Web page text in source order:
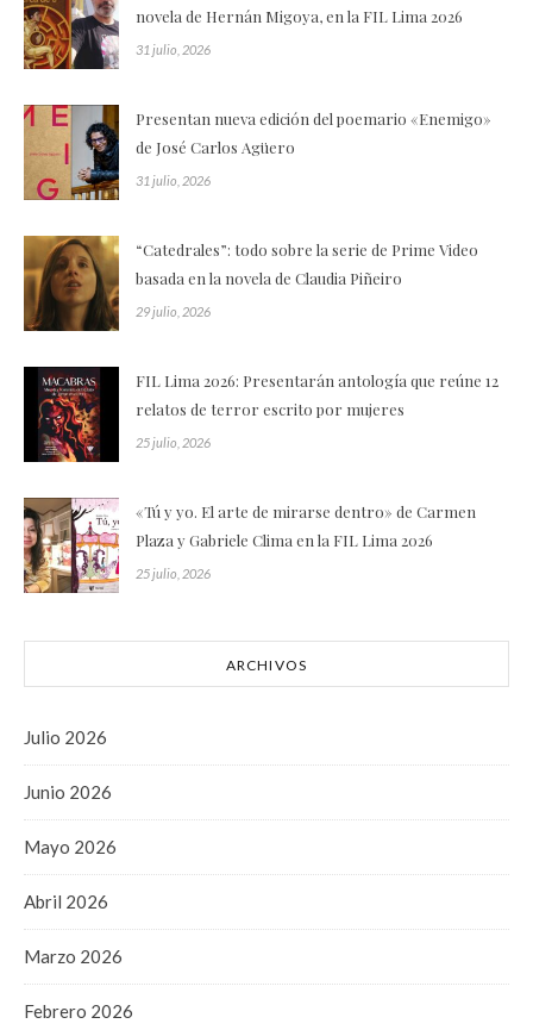
novela de Hernán Migoya, en la FIL Lima 2026
31 julio, 2026
Presentan nueva edición del poemario «Enemigo»
de José Carlos Agüero
31 julio, 2026
“Catedrales”: todo sobre la serie de Prime Video
basada en la novela de Claudia Piñeiro
29 julio, 2026
FIL Lima 2026: Presentarán antología que reúne 12
relatos de terror escrito por mujeres
25 julio, 2026
«Tú y yo. El arte de mirarse dentro» de Carmen
Plaza y Gabriele Clima en la FIL Lima 2026
25 julio, 2026
ARCHIVOS
Julio 2026
Junio 2026
Mayo 2026
Abril 2026
Marzo 2026
Febrero 2026